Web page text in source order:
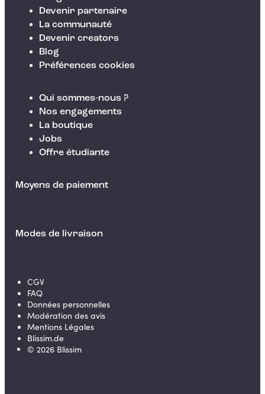
Devenir partenaire
La communauté
Devenir creators
Blog
Préférences cookies
Qui sommes-nous ?
Nos engagements
La boutique
Jobs
Offre étudiante
Moyens de paiement
Modes de livraison
CGV
FAQ
Données personnelles
Modération des avis
Mentions Légales
Blissim.de
© 2026 Blissim